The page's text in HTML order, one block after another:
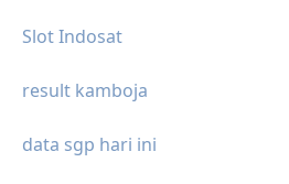
Slot Indosat
result kamboja
data sgp hari ini